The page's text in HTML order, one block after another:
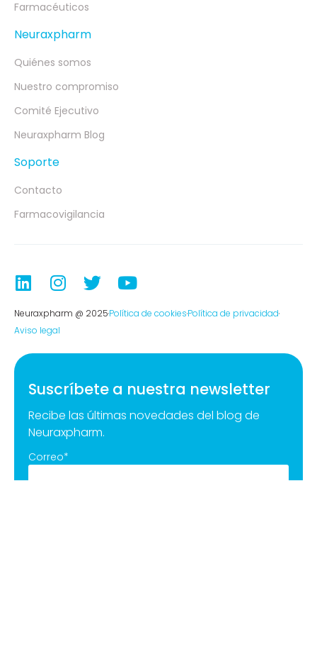
Farmacéuticos
Neuraxpharm
Quiénes somos
Nuestro compromiso
Comité Ejecutivo
Neuraxpharm Blog
Soporte
Contacto
Farmacovigilancia
Neuraxpharm @ 2025Política de cookiesPolítica de privacidad
Aviso legal
Suscríbete a nuestra newsletter
Recibe las últimas novedades del blog de
Neuraxpharm.
Correo*